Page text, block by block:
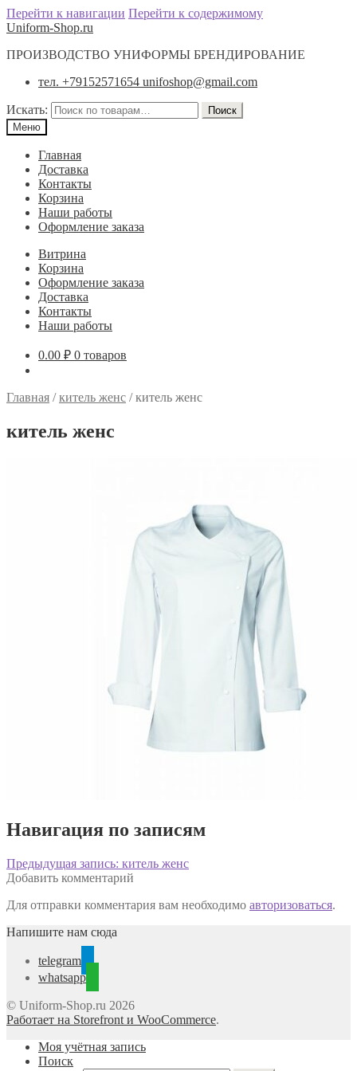
Перейти к навигации Перейти к содержимому
Uniform-Shop.ru
ПРОИЗВОДСТВО УНИФОРМЫ БРЕНДИРОВАНИЕ
тел. +79152571654 unifoshop@gmail.com
Искать:
Поиск
Меню
Главная
Доставка
Контакты
Корзина
Наши работы
Оформление заказа
Витрина
Корзина
Оформление заказа
Доставка
Контакты
Наши работы
0.00 ₽ 0 товаров
Главная /китель женс /китель женс
китель женс
Навигация по записям
Предыдущая запись: китель женс
Добавить комментарий
Для отправки комментария вам необходимо авторизоваться.
Напишите нам сюда
telegram
whatsapp
© Uniform-Shop.ru 2026
Работает на Storefront и WooCommerce.
Моя учётная запись
Поиск